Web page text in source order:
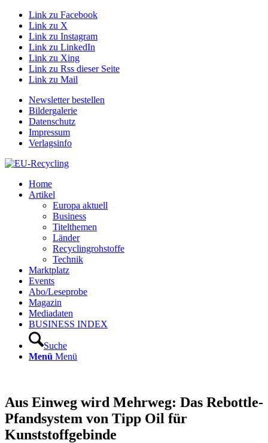
Link zu Facebook
Link zu X
Link zu Instagram
Link zu LinkedIn
Link zu Xing
Link zu Rss dieser Seite
Link zu Mail
Newsletter bestellen
Bildergalerie
Datenschutz
Impressum
Verlagsinfo
Home
Artikel
Europa aktuell
Business
Titelthemen
Länder
Recyclingrohstoffe
Technik
Marktplatz
Events
Abo/Leseprobe
Magazin
Mediadaten
BUSINESS INDEX
Suche
Menü Menü
Aus Einweg wird Mehrweg: Das Rebottle-
Pfandsystem von Tipp Oil für
Kunststoffgebinde